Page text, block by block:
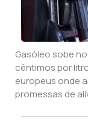
Gasóleo sobe
cêntimos por
europeus onde
promessas de